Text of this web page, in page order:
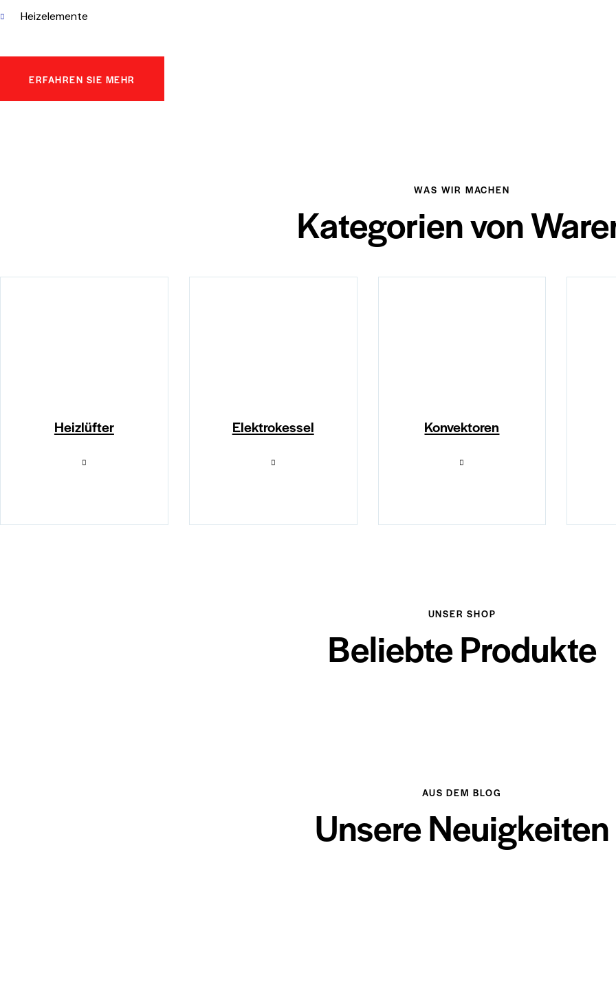
Heizelemente
ERFAHREN SIE MEHR
WAS WIR MACHEN
Kategorien von
Heizlüfter Elektrokessel Konvektoren
UNSER SHOP
Beliebte Produkte
AUS DEM BLOG
Unsere Neuigkeiten